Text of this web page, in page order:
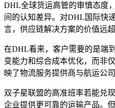
DHL全球货运高管的审慎态度
间的认知差异。对DHL国际快
言，供应链解决方案的价值远
在DHL看来，客户需要的是端
变能力和综合成本优化，而非
映了物流服务提供商与航运公
双子星联盟的高准班率若能兑
企业提供更可靠的运输产品。